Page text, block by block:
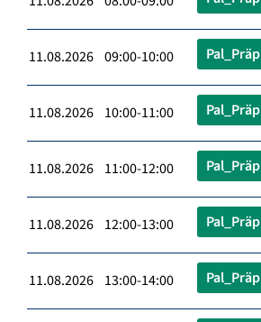
11.08.2026 09:00-10:00 Pal_Präp
11.08.2026 10:00-11:00 Pal_Präp
11.08.2026 11:00-12:00 Pal_Präp
11.08.2026 12:00-13:00 Pal_Präp
11.08.2026 13:00-14:00 Pal_Präp